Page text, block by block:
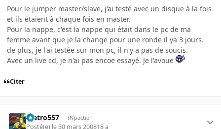
Pour le jumper master/slave, j'ai testé avec un disque à la fois
et ils étaient à chaque fois en master.
Pour la nappe, c'est la nappe qui était dans le pc de ma
femme avant que je la change pour une ronde il ya 3 jours.
de plus, je l'ai testée sur mon pc, il n'y a pas de soucis.
Avec un live cd, je n'ai pas encoe essayé. Je l'avoue
Citer
metro557 INpactien
Posté(e) le 30 mars 200818 a